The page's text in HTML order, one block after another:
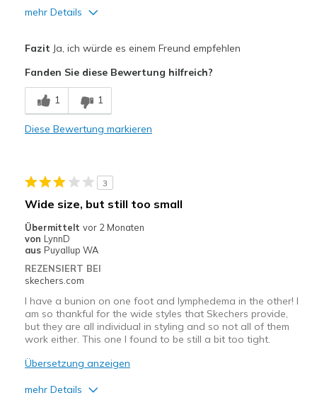
mehr Details
Breathe Well
Comfortable
Geeignete Verwendung
Travel
Width
View On Shoes
Shoes are for Wearing
Fazit Ja, ich würde es einem Freund empfehlen
Fanden Sie diese Bewertung hilfreich?
1 1
Diese Bewertung markieren
3
Wide size, but still too small
Übermittelt vor 2 Monaten
von LynnD
aus Puyallup WA
REZENSIERT BEI
skechers.com
I have a bunion on one foot and lymphedema in the other! I
am so thankful for the wide styles that Skechers provide,
but they are all individual in styling and so not all of them
work either. This one I found to be still a bit too tight.
Übersetzung anzeigen
mehr Details